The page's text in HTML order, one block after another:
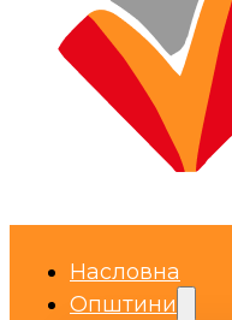
Насловна
Општини